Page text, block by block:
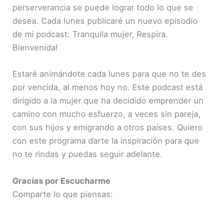
perserverancia se puede lograr todo lo que se
desea. Cada lunes publicaré un nuevo episodio
de mi podcast: Tranquila mujer, Respira.
Bienvenida!
Estaré animándote cada lunes para que no te des
por vencida, al menos hoy no. Este podcast está
dirigido a la mujer que ha decidido emprender un
camino con mucho esfuerzo, a veces sin pareja,
con sus hijos y emigrando a otros países. Quiero
con este programa darte la inspiración para que
no te rindas y puedas seguir adelante.
Gracias por Escucharme
Comparte lo que piensas: